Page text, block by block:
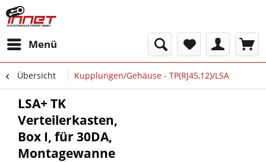
Menü
Übersicht Kupplungen/Gehäuse - TP(RJ45,12)/LSA
LSA+ TK
Verteilerkasten,
Box I, für 30DA,
Montagewanne